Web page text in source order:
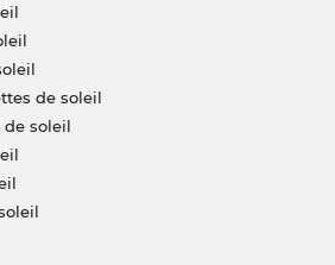
de soleil
de soleil